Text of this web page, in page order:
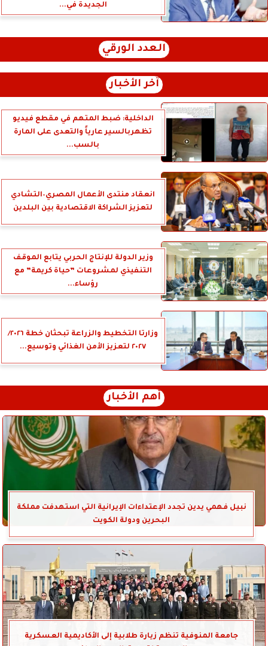
الجديدة في...
العدد الورقي
آخر الأخبار
الداخلية: ضبط المتهم في مقطع فيديو
تظهربالسير عارياً والتعدى على المارة
بالسب...
انعقاد منتدى الأعمال المصري–التشادي
لتعزيز الشراكة الاقتصادية بين البلدين
وزير الدولة للإنتاج الحربي يتابع الموقف
التنفيذي لمشروعات ”حياة كريمة” مع
رؤساء...
وزارتا التخطيط والزراعة تبحثان خطة ٢٠٢٦/
٢٠٢٧ لتعزيز الأمن الغذائي وتوسيع...
أهم الأخبار
نبيل فهمي يدين تجدد الإعتداءات الإيرانية التي استهدفت مملكة
البحرين ودولة الكويت
جامعة المنوفية تنظم زيارة طلابية إلى الأكاديمية العسكرية